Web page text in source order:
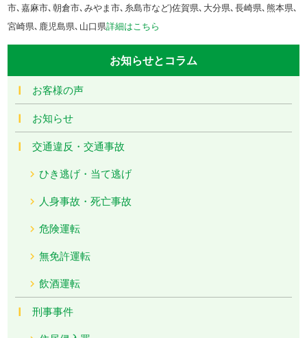
市､嘉麻市､朝倉市､みやま市､糸島市など)佐賀県､大分県､長崎県､熊本県､
宮崎県､鹿児島県､山口県詳細はこちら
お知らせとコラム
お客様の声
お知らせ
交通違反・交通事故
ひき逃げ・当て逃げ
人身事故・死亡事故
危険運転
無免許運転
飲酒運転
刑事事件